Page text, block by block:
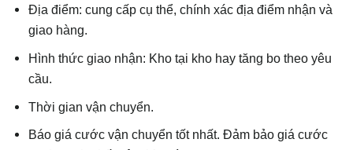
Địa điểm: cung cấp cụ thể, chính xác địa điểm nhận và
giao hàng.
Hình thức giao nhận: Kho tại kho hay tăng bo theo yêu
cầu.
Thời gian vận chuyển.
Báo giá cước vận chuyển tốt nhất. Đảm bảo giá cước